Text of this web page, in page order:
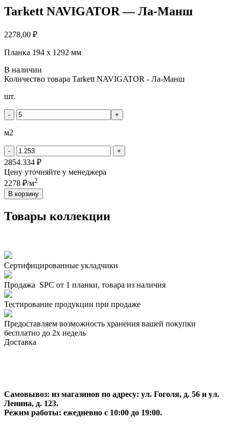
Tarkett NAVIGATOR — Ла-Манш
2278,00 ₽
Планка 194 x 1292 мм
В наличии
Количество товара Tarkett NAVIGATOR - Ла-Манш
шт.
- +
м2
- +
2854.334 ₽
Цену уточняйте у менеджера
2278 ₽/м2
В корзину
Товары коллекции
Сертифицированные укладчики
Продажа SPC от 1 планки, товара из наличия
Тестирование продукции при продаже
Предоставляем возможность хранения вашей покупки
бесплатно до 2х недель
Доставка
Самовывоз: из магазинов по адресу: ул. Гоголя, д. 56 и ул.
Ленина, д. 123.
Режим работы: ежедневно с 10:00 до 19:00.